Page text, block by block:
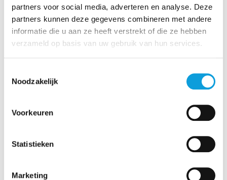
partners voor social media, adverteren en analyse. Deze
partners kunnen deze gegevens combineren met andere
informatie die u aan ze heeft verstrekt of die ze hebben
verzameld op basis van uw gebruik van hun services.
Noodzakelijk
Voorkeuren
Statistieken
Marketing
Bestel nuStudent Zwemmen Jaarabonnement
Student Fitness Jaarabonnement